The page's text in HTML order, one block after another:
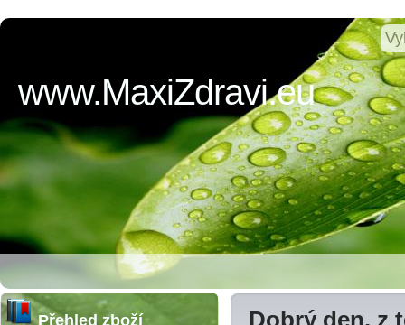
www.MaxiZdravi.eu
Dobrý den, z
Přehled zboží